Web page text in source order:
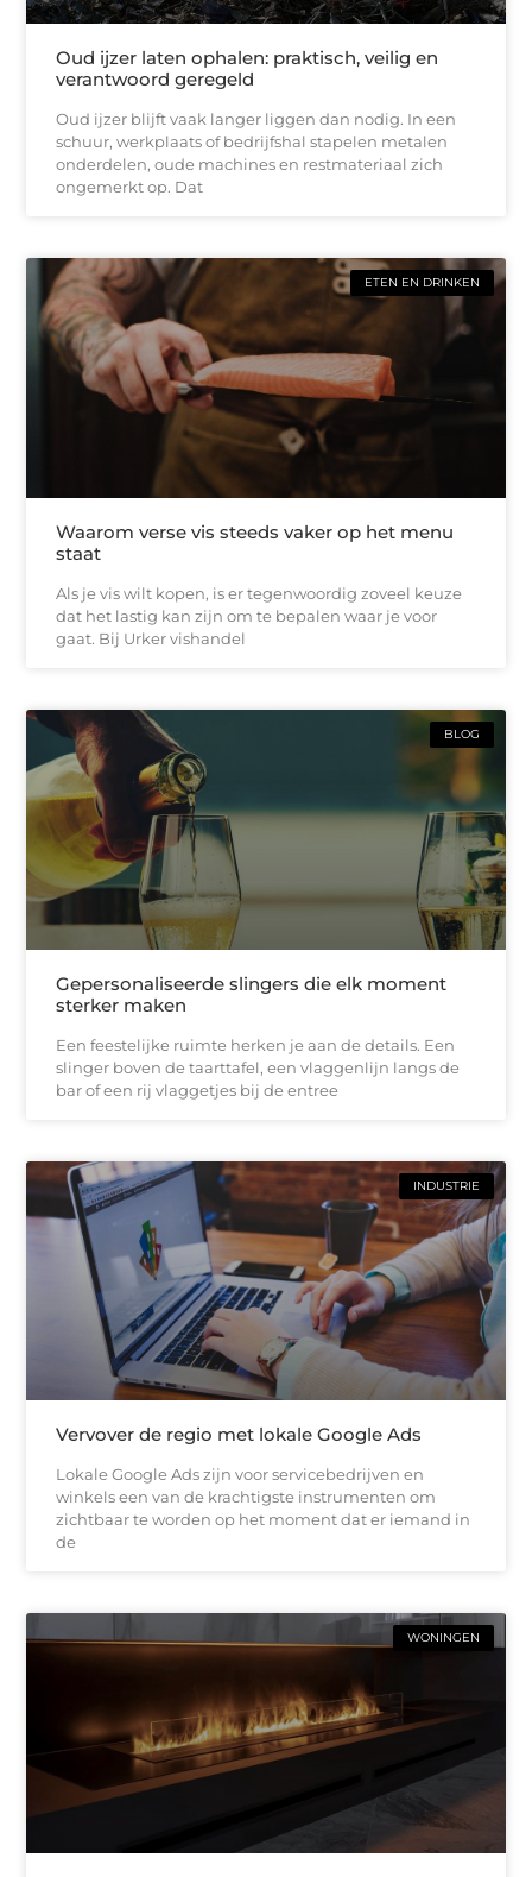
Oud ijzer laten ophalen: praktisch, veilig en
verantwoord geregeld
Oud ijzer blijft vaak langer liggen dan nodig. In een
schuur, werkplaats of bedrijfshal stapelen metalen
onderdelen, oude machines en restmateriaal zich
ongemerkt op. Dat
ETEN EN DRINKEN
Waarom verse vis steeds vaker op het menu
staat
Als je vis wilt kopen, is er tegenwoordig zoveel keuze
dat het lastig kan zijn om te bepalen waar je voor
gaat. Bij Urker vishandel
BLOG
Gepersonaliseerde slingers die elk moment
sterker maken
Een feestelijke ruimte herken je aan de details. Een
slinger boven de taarttafel, een vlaggenlijn langs de
bar of een rij vlaggetjes bij de entree
INDUSTRIE
Vervover de regio met lokale Google Ads
Lokale Google Ads zijn voor servicebedrijven en
winkels een van de krachtigste instrumenten om
zichtbaar te worden op het moment dat er iemand in
de
WONINGEN